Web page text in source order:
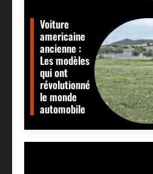
Voiture
americaine
ancienne :
Les modèles
qui ont
révolutionné
le monde
automobile